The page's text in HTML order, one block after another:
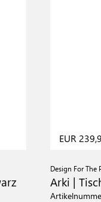
EUR
Design For The
Arki |